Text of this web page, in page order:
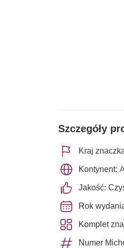
Szczegóły
Kraj
Kontynent:
Jakość:
Rok
Komplet
Numer